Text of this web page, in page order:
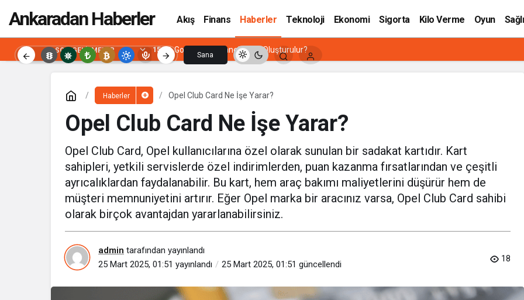
Ankaradan Haberler Akış Finans Haberler Teknoloji Ekonomi Sigorta Kilo Verme Oyun
Sana
SON GELIŞMELER 15:26 Google Bilgi Paneli Nasıl Oluşturulur?
Haberler Opel Club Card Ne İşe Yarar?
Opel Club Card Ne İşe Yarar?
Opel Club Card, Opel kullanıcılarına özel olarak sunulan bir sadakat kartıdır. Kart
sahipleri, yetkili servislerde özel indirimlerden, puan kazanma fırsatlarından ve çeşitli
ayrıcalıklardan faydalanabilir. Bu kart, hem araç bakımı maliyetlerini düşürür hem de
müşteri memnuniyetini artırır. Eğer Opel marka bir aracınız varsa, Opel Club Card sahibi
olarak birçok avantajdan yararlanabilirsiniz.
admin tarafından yayınlandı
25 Mart 2025, 01:51 yayınlandı 25 Mart 2025, 01:51 güncellendi
18